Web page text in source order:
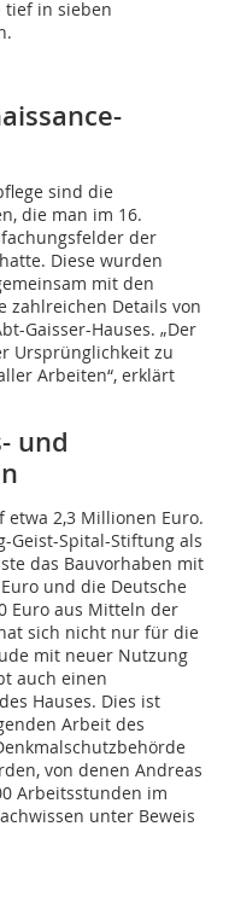
tief in sieben
sind die
die man im 16.
der
Diese wurden
mit den
zahlreichen Details von
Gaisser-Hauses. „Der
Ursprünglichkeit zu
Arbeiten“, erklärt
und
etwa 2,3 Millionen Euro.
Geist-Spital-Stiftung als
das Bauvorhaben mit
und die Deutsche
Euro aus Mitteln der
sich nicht nur für die
mit neuer Nutzung
auch einen
Hauses. Dies ist
Arbeit des
von denen Andreas
Arbeitsstunden im
unter Beweis